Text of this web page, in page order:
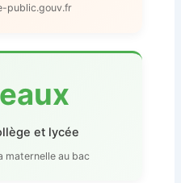
public.gouv.fr
et lycée
maternelle au bac